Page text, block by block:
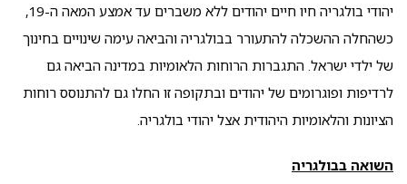
יהודי בולגריה חיו חיים יהודים ללא משברים עד אמצע המאה ה-19,
כשהחלה ההשכלה להתעורר בבולגריה והביאה עימה שינויים בחינוך
של ילדי ישראל. התגברות הרוחות הלאומיות במדינה הביאה גם
לרדיפות ופוגרומים של יהודים ובתקופה זו החלו גם להתנוסס רוחות
הציונות והלאומיות היהודית אצל יהודי בולגריה.
השואה בבולגריה